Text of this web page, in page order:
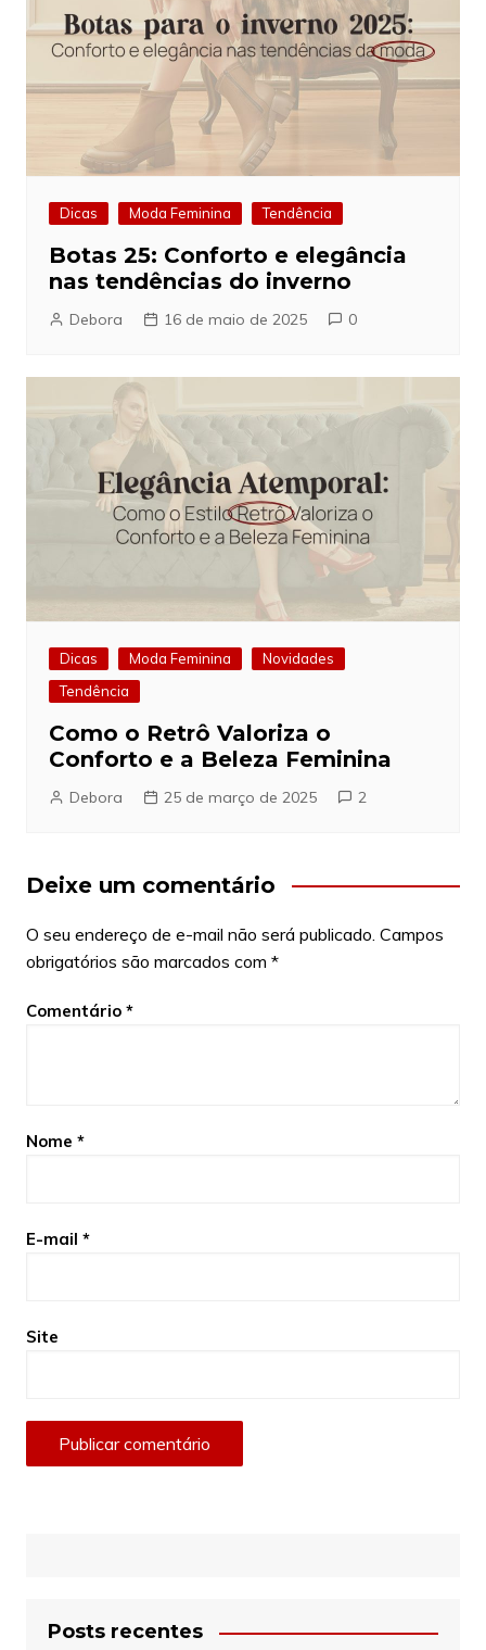
Dicas Moda Feminina Tendência
Botas 25: Conforto e elegância
nas tendências do inverno
Debora 16 de maio de 2025 0
Dicas Moda Feminina
Novidades
Tendência
Como o Retrô Valoriza o
Conforto e a Beleza Feminina
Debora 25 de março de 2025 2
Deixe um comentário
O seu endereço de e-mail não será publicado. Campos
obrigatórios são marcados com *
Comentário *
Nome *
E-mail *
Site
Posts recentes